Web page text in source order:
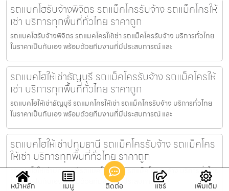
รถแบคโฮรับจ้างพิจิตร รถแม็คโครรับจ้าง รถแม็คโครให้
เช่า บริการทุกพื้นที่ทั่วไทย ราคาถูก
รถแบคโฮรับจ้างพิจิตร รถแมคโครให้เช่า รถแม็คโครรับจ้าง บริการทั่วไทย
ในราคาเป็นกันเอง พร้อมด้วยทีมงานที่มีประสบการณ์ และ
รถแบคโฮให้เช่าธัญบุรี รถแม็คโครรับจ้าง รถแม็คโครให้
เช่า บริการทุกพื้นที่ทั่วไทย ราคาถูก
รถแบคโฮให้เช่าธัญบุรี รถแมคโครให้เช่า รถแม็คโครรับจ้าง บริการทั่วไทย
ในราคาเป็นกันเอง พร้อมด้วยทีมงานที่มีประสบการณ์ และ
รถแบคโฮให้เช่าปทุมธานี รถแม็คโครรับจ้าง รถแม็คโคร
ให้เช่า บริการทุกพื้นที่ทั่วไทย ราคาถูก
รถแบคโฮให้เช่าปทุมธานี รถแมคโครให้เช่า รถแม็คโครรับจ้าง บริการทั่วไทย
ในราคาเป็นกันเอง พร้อมด้วยทีมงานที่มีประสบการณ์ แล
หน้าหลัก เมนู ติดต่อ แชร์ เพิ่มเติม